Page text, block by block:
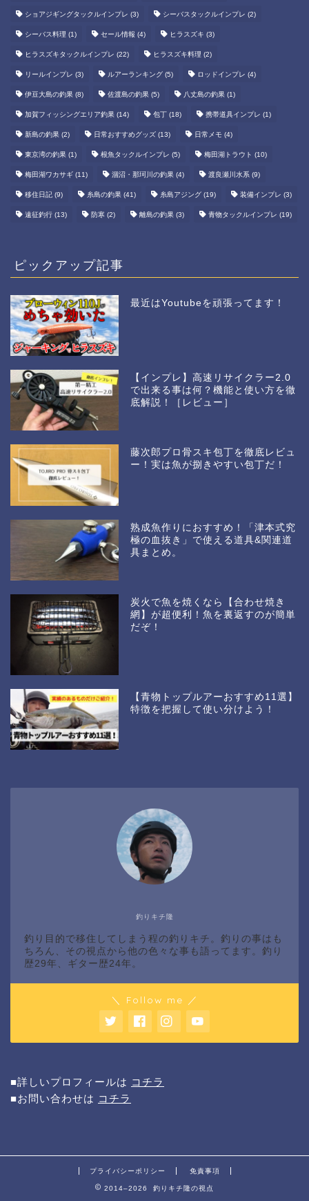
ショアジギングタックルインプレ (3) シーバスタックルインプレ (2)
シーバス料理 (1) セール情報 (4) ヒラスズキ (3)
ヒラスズキタックルインプレ (22) ヒラスズキ料理 (2)
リールインプレ (3) ルアーランキング (5) ロッドインプレ (4)
伊豆大島の釣果 (8) 佐渡島の釣果 (5) 八丈島の釣果 (1)
加賀フィッシングエリア釣果 (14) 包丁 (18) 携帯道具インプレ (1)
新島の釣果 (2) 日常おすすめグッズ (13) 日常メモ (4)
東京湾の釣果 (1) 根魚タックルインプレ (5) 梅田湖トラウト (10)
梅田湖ワカサギ (11) 涸沼・那珂川の釣果 (4) 渡良瀬川水系 (9)
移住日記 (9) 糸島の釣果 (41) 糸島アジング (19) 装備インプレ (3)
遠征釣行 (13) 防寒 (2) 離島の釣果 (3) 青物タックルインプレ (19)
ピックアップ記事
最近はYoutubeを頑張ってます！
【インプレ】高速リサイクラー2.0
で出来る事は何？機能と使い方を徹
底解説！［レビュー］
藤次郎プロ骨スキ包丁を徹底レビュ
ー！実は魚が捌きやすい包丁だ！
熟成魚作りにおすすめ！「津本式究
極の血抜き」で使える道具&関連道
具まとめ。
炭火で魚を焼くなら【合わせ焼き
網】が超便利！魚を裏返すのが簡単
だぞ！
【青物トップルアーおすすめ11選】
特徴を把握して使い分けよう！
釣りキチ隆
釣り目的で移住してしまう程の釣りキチ。釣りの事はも
ちろん、その視点から他の色々な事も語ってます。釣り
歴29年、ギター歴24年。
＼ Follow me ／
■詳しいプロフィールは コチラ
■お問い合わせは コチラ
プライバシーポリシー 免責事項
2014–2026 釣りキチ隆の視点